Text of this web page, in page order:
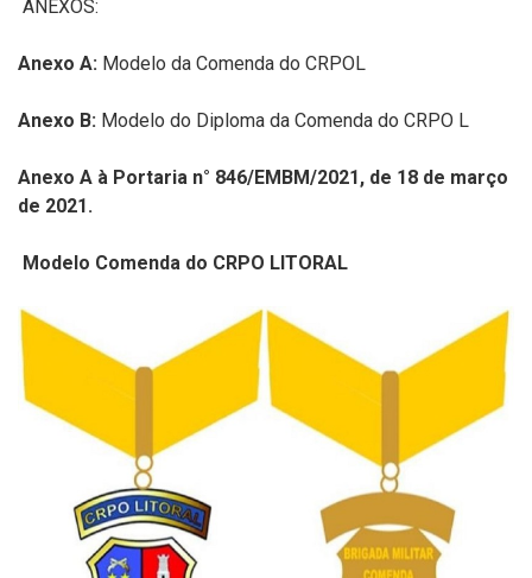
ANEXOS:
Anexo A: Modelo da Comenda do CRPOL
Anexo B: Modelo do Diploma da Comenda do CRPO L
Anexo A à Portaria n° 846/EMBM/2021, de 18 de março
de 2021.
Modelo Comenda do CRPO LITORAL